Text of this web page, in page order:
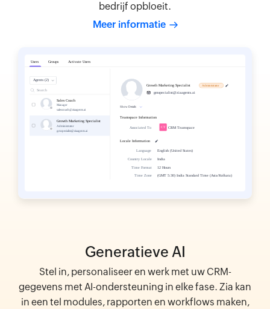
bedrijf opbloeit.
Meer informatie
Generatieve AI
Stel in, personaliseer en werk met uw CRM-
gegevens met AI-ondersteuning in elke fase. Zia kan
in een tel modules, rapporten en workflows maken,